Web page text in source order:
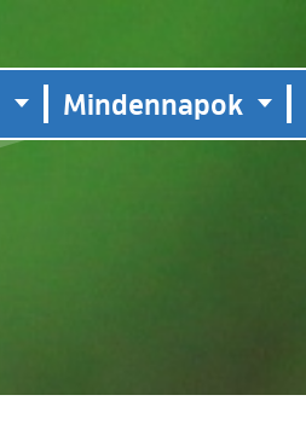
Mindennapok